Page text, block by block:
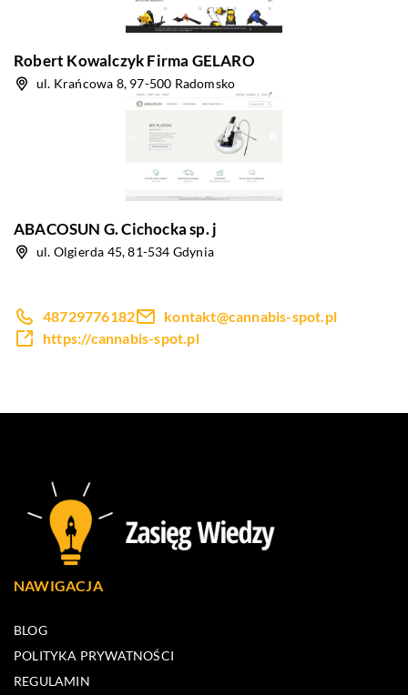
Robert Kowalczyk Firma GELARO
ul. Krańcowa 8, 97-500 Radomsko
ABACOSUN G. Cichocka sp. j
ul. Olgierda 45, 81-534 Gdynia
48729776182
kontakt@cannabis-spot.pl
https://cannabis-spot.pl
NAWIGACJA
BLOG
POLITYKA PRYWATNOŚCI
REGULAMIN